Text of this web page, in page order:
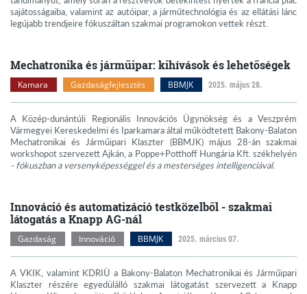
sajátosságaiba, valamint az autóipar, a járműtechnológia és az ellátási lánc
legújabb trendjeire fókuszáltan szakmai programokon vettek részt.
Mechatronika és járműipar: kihívások és lehetőségek
Kamara Gazdaságfejlesztés BBMJK 2025. május 28.
A Közép-dunántúli Regionális Innovációs Ügynökség és a Veszprém
Vármegyei Kereskedelmi és Iparkamara által működtetett Bakony-Balaton
Mechatronikai és Járműipari Klaszter (BBMJK) május 28-án szakmai
workshopot szervezett Ajkán, a Poppe+Potthoff Hungária Kft. székhelyén
- fókuszban a versenyképességgel és a mesterséges intelligenciával.
Innováció és automatizáció testközelből - szakmai
látogatás a Knapp AG-nál
Gazdaság Innováció BBMJK 2025. március 07.
A VKIK, valamint KDRIÜ a Bakony-Balaton Mechatronikai és Járműipari
Klaszter részére egyedülálló szakmai látogatást szervezett a Knapp